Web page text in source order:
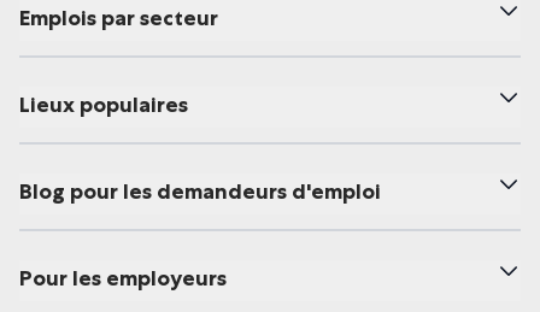
Emplois par secteur
Lieux populaires
Blog pour les demandeurs d'emploi
Pour les employeurs